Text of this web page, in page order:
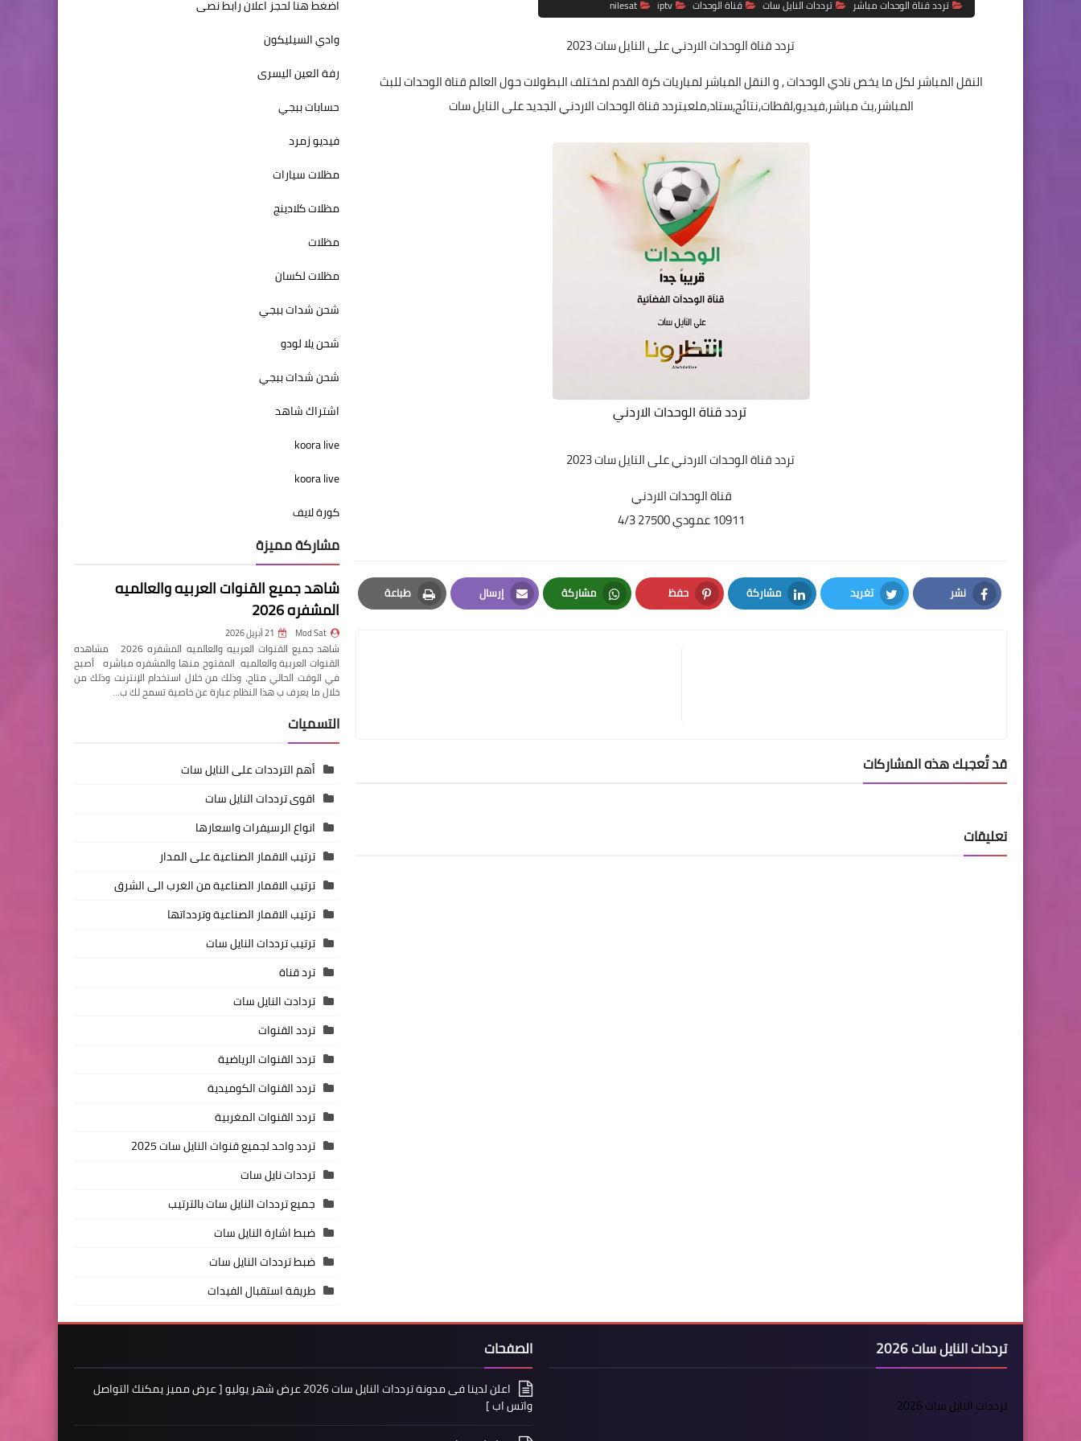
تردد قناة الوحدات مباشر
ترددات النايل سات قناة الوحدات iptv
nilesat
تردد قناة الوحدات الاردني على النايل سات 2023
النقل المباشر لكل ما يخص نادي الوحدات , و النقل المباشر لمباريات كرة القدم لمختلف البطولات حول العالم قناة الوحدات للبث
المباشر,بث مباشر,فيديو,لقطات,نتائج,ستاد,ملعبتردد قناة الوحدات الاردني الجديد على النايل سات
تردد قناة الوحدات الاردني
تردد قناة الوحدات الاردنيعلى النايل سات 2023
قناة الوحدات الاردني
10911 عمودي 27500 4/3
نشر
Facebook
تغريد
Twitter
مشاركة
LinkedIn
حفظ
Pinterest
مشاركة
Whatsapp
إرسال
Email
طباعة
Print
قد تُعجبك هذه المشاركات
تعليقات
اضغط هنا لحجز اعلان رابط نصى
وادي السيليكون
رفة العين اليسرى
حسابات ببجي
فيديو زمرد
مظلات سيارات
مظلات كلادينج
مظلات
مظلات لكسان
شحن شدات ببجي
شحن يلا لودو
شحن شدات ببجي
اشتراك شاهد
koora live
koora live
كورة لايف
مشاركة مميزة
شاهد جميع القنوات العربيه والعالميه
المشفره 2026
Mod Sat 21 أبريل 2026
شاهد جميع القنوات العربيه والعالميه المشفره 2026 مشاهده
القنوات العربية والعالميه المفتوح منها والمشفره مباشره أصبح
في الوقت الحالي متاح، وذلك من خلال استخدام الإنترنت وذلك من
خلال ما يعرف ب هذا النظام عبارة عن خاصية تسمح لك ب…
التسميات
أهم الترددات على النايل سات
اقوى ترددات النايل سات
انواع الرسيفرات واسعارها
ترتيب الاقمار الصناعية على المدار
ترتيب الاقمار الصناعية من الغرب الى الشرق
ترتيب الاقمار الصناعية وتردداتها
ترتيب ترددات النايل سات
ترد قناة
تردادت النايل سات
تردد القنوات
تردد القنوات الرياضية
تردد القنوات الكوميدية
تردد القنوات المغربية
تردد واحد لجميع قنوات النايل سات 2025
ترددات نايل سات
جميع ترددات النايل سات بالترتيب
ضبط اشارة النايل سات
ضبط ترددات النايل سات
طريقة استقبال الفيدات
ترددات النايل سات 2026
ترددات النايل سات 2026
الصفحات
اعلن لدينا فى مدونة ترددات النايل سات 2026 عرض شهر يوليو [ عرض مميز يمكنك التواصل
واتس اب ]